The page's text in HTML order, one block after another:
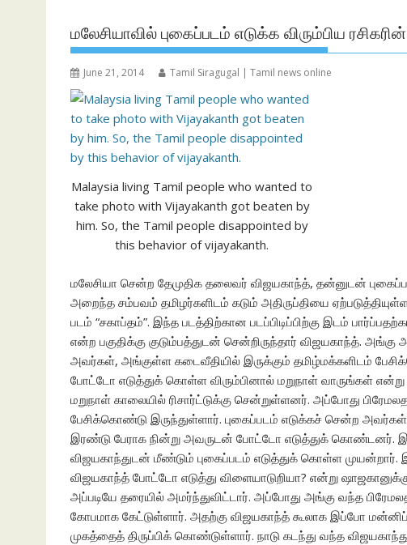
மலேசியாவில் புகைப்படம் எடுக்க விரும்பிய
June 21, 2014 Tamil Siragugal | Tamil news online
Malaysia living Tamil people who wanted to
take photo with Vijayakanth got beaten by
him. So, the Tamil people disappointed by
this behavior of vijayakanth.
மலேசியா சென்ற தேமுதிக தலைவர் விஜயகாந்த், தன்னுடன்
அறைந்த சம்பவம் தமிழர்களிடம் கடும் அதிருப்தியை
படம் “சகாப்தம்”. இந்த படத்திற்கான படப்பிடிப்பிற்கு இடம்
என்ற பகுதிக்கு குடும்பத்துடன் சென்றிருந்தார் விஜயகாந்த். அங்கு
அவர்கள், அங்குள்ள கடைவீதியில் இருக்கும் தமிழ்மக்களிடம்
போட்டோ எடுத்துக் கொள்ள விரும்பினால் மறுநாள் வாருங்கள்
மறுநாள் காலையில் ரிசார்ட்டுக்கு சென்றுள்ளனர். அப்போது
பேசிக்கொண்டு இருந்துள்ளார். புகைப்படம் எடுக்கச் சென்ற
இரண்டு பேராக நின்று அவருடன் போட்டோ எடுத்துக் கொண்டனர்.
விஜயகாந்துடன் மீண்டும் புகைப்படம் எடுத்துக் கொள்ள முயன்றார்.
விஜயகாந்த் போட்டோ எடுத்து விளையாடுறியா? என்று
அப்படியே தரையில் அமர்ந்துவிட்டார். அப்போது அங்கு வந்த
கோபமாக கேட்டுள்ளார். அதற்கு விஜயகாந்த் கூலாக இப்போ
முகத்தைத் திருப்பிக் கொண்டுள்ளார். நாடு கடந்து வந்த